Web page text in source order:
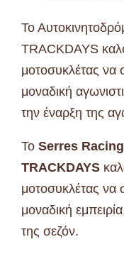
Το
TRACKDAYS
μοτοσυκλέτας να
μοναδική
την έναρξη της
Το Serres Racing
TRACKDAYS
μοτοσυκλέτας να
μοναδική
της σεζόν.